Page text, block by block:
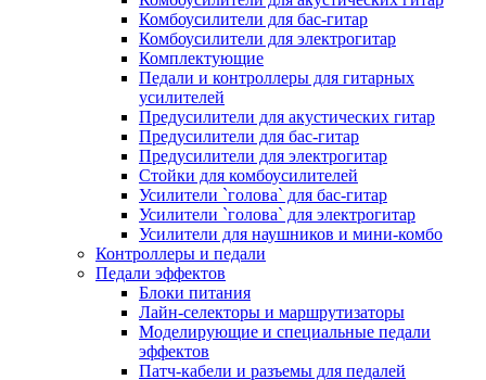
Комбоусилители для бас-гитар
Комбоусилители для электрогитар
Комплектующие
Педали и контроллеры для гитарных
усилителей
Предусилители для акустических гитар
Предусилители для бас-гитар
Предусилители для электрогитар
Стойки для комбоусилителей
Усилители `голова` для бас-гитар
Усилители `голова` для электрогитар
Усилители для наушников и мини-комбо
Контроллеры и педали
Педали эффектов
Блоки питания
Лайн-селекторы и маршрутизаторы
Моделирующие и специальные педали
эффектов
Патч-кабели и разъемы для педалей